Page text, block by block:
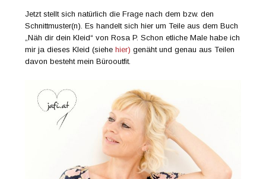
Jetzt stellt sich natürlich die Frage nach dem bzw. den
Schnittmuster(n). Es handelt sich hier um Teile aus dem Buch
„Näh dir dein Kleid“ von Rosa P. Schon etliche Male habe ich
mir ja dieses Kleid (siehehier) genäht und genau aus Teilen
davon besteht mein Bürooutfit.